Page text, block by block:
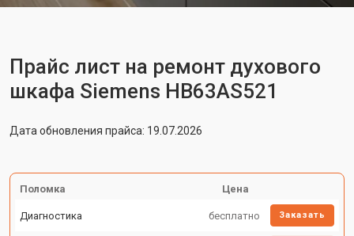
Прайс лист на ремонт духового
шкафа Siemens HB63AS521
Дата обновления прайса: 19.07.2026
Поломка Цена
Диагностика бесплатно Заказать